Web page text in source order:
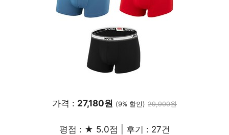
가격 : 27,180원 (9% 할인) 29,900원
평점 : ★ 5.0점 | 후기 : 27건